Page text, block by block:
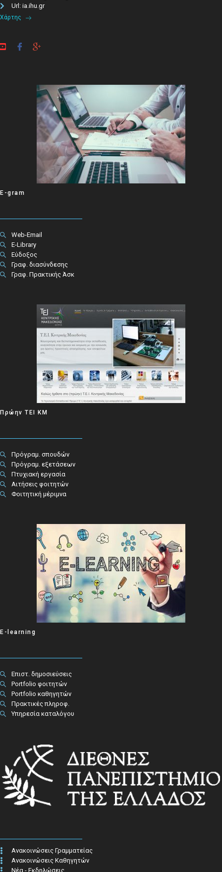
Url: ia.ihu.gr
Χάρτης
E-gram
Web-Email
E-Library
Εύδοξος
Γραφ. διασύνδεσης
Γραφ. Πρακτικής Άσκ
Πρώην ΤΕΙ ΚΜ
Πρόγραμ. σπουδών
Πρόγραμ. εξετάσεων
Πτυχιακή εργασία
Αιτήσεις φοιτητών
Φοιτητική μέριμνα
E-learning
Επιστ. δημοσιεύσεις
Portfolio φοιτητών
Portfolio καθηγητών
Πρακτικές πληροφ.​
Υπηρεσία καταλόγου
Ανακοινώσεις Γραμματείας
Ανακοινώσεις Καθηγητών
Νέα - Εκδηλώσεις